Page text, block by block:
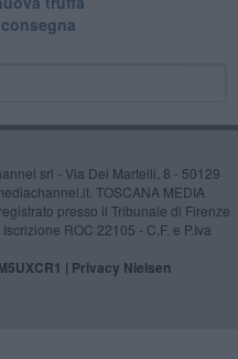
srl - Via Dei Martelli, 8 - 50129
TOSCANA MEDIA
presso il Tribunale di Firenze
ROC 22105 - C.F. e P.Iva
| Privacy Nielsen